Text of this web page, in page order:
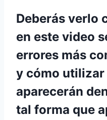
Deberás verlo
en este video
errores más
y cómo
aparecerán
tal forma que